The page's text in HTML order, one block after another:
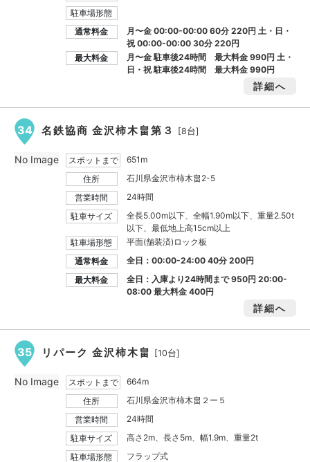
駐車場形態
通常料金
月〜金 00:00-00:00 60分 220円 土・日・
祝 00:00-00:00 30分 220円
最大料金
月〜金 駐車後24時間 最大料金990円 土・
日・祝 駐車後24時間 最大料金990円
詳細へ
34 名鉄協商 金沢柿木畠第３ [8台]
スポットまで
651m
住所
石川県金沢市柿木畠2-5
営業時間
24時間
駐車サイズ
全長5.00m以下、全幅1.90m以下、重量2.50t
以下、最低地上高15cm以上
駐車場形態
平面(舗装済)ロック板
通常料金
全日：00:00-24:00 40分 200円
最大料金
全日：入庫より24時間まで950円20:00-
08:00 最大料金400円
詳細へ
No Image
35 リパーク 金沢柿木畠 [10台]
スポットまで
664m
住所
石川県金沢市柿木畠２ー５
営業時間
24時間
駐車サイズ
高さ2m、長さ5m、幅1.9m、重量2t
駐車場形態
フラップ式
No Image